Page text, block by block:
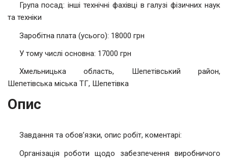
Група посад: інші технічні фахівці в галузі фізичних наук
та техніки
Заробітна плата (усього): 18000 грн
У тому числі основна: 17000 грн
Хмельницька область, Шепетівський район,
Шепетівська міська ТГ, Шепетівка
Опис
Завдання та обов’язки, опис робіт, коментарі:
Організація роботи щодо забезпечення виробничого